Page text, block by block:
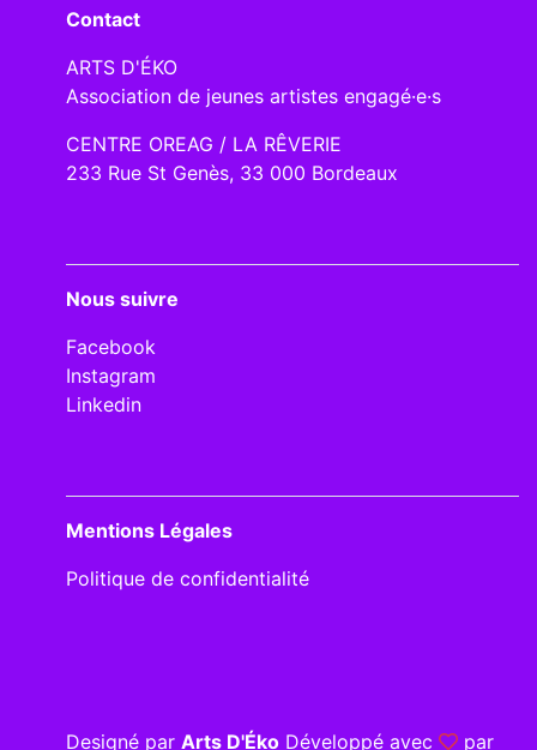
Contact
ARTS D'ÉKO
Association de jeunes artistes engagé·e·s
CENTRE OREAG / LA RÊVERIE
233 Rue St Genès, 33 000 Bordeaux
Nous suivre
Facebook
Instagram
Linkedin
Mentions Légales
Politique de confidentialité
Designé par Arts D'Éko Développé avec par